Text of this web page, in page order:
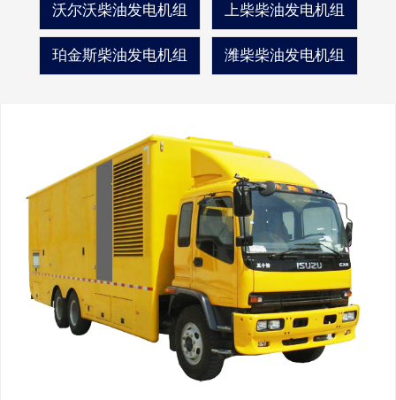
沃尔沃柴油发电机组 上柴柴油发电机组
珀金斯柴油发电机组 潍柴柴油发电机组